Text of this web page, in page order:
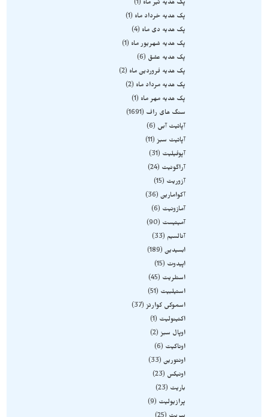
پک هدیه تیر ماه
1
پک هدیه خرداد ماه
1
پک هدیه دی ماه
4
پک هدیه شهریور ماه
1
پک هدیه عشق
6
پک هدیه فروردین ماه
2
پک هدیه مرداد ماه
2
پک هدیه مهر ماه
1
سنگ های راف
1691
آپاتیت آبی
6
آپاتیت سبز 11
آپوفیلیت
31
آراگونیت
24
آزوریت
15
آکوامارین 36
آمازونیت
6
آمیتیست
90
آنالسیم
33
ابسیدین 189
اپیدوت
15
استلریت
45
استیلبیت
51
اسموکی کوارتز 37
اکتینولیت
1
اوپال سبز 2
اوناکیت
6
اونتورین 33
اونیکس
23
باریت
23
پرازیولیت
9